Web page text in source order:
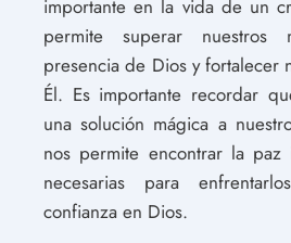
importante en la vida de un
permite superar nuestros
presencia de Dios y fortalecer
Él. Es importante recordar
una solución mágica a
nos permite encontrar la
necesarias para
confianza en Dios.